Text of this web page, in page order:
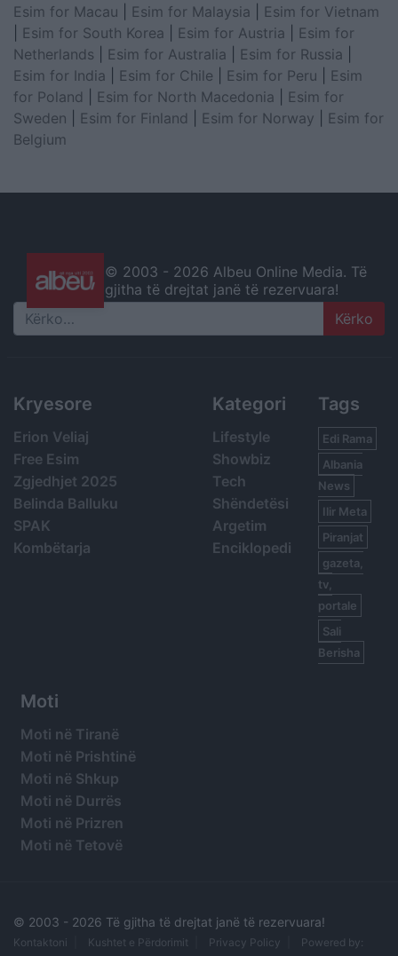
Esim for Macau
Esim for Malaysia
Esim for Vietnam
Esim for South Korea Esim for Austria
Esim for
Netherlands
Esim for Australia Esim for Russia
Esim for India
Esim for Chile Esim for Peru
Esim
for Poland
Esim for North Macedonia
Esim for
Sweden
Esim for Finland Esim for Norway
Esim for
Belgium
© 2003 - 2026 Albeu Online Media. Të
gjitha të drejtat janë të rezervuara!
Search
Kryesore
Erion Veliaj
Free Esim
Zgjedhjet 2025
Belinda Balluku
SPAK
Kombëtarja
Kategori
Lifestyle
Showbiz
Tech
Shëndetësi
Argetim
Enciklopedi
Tags
Edi Rama
Albania
News
Ilir Meta
Piranjat
gazeta,
tv,
portale
Sali
Berisha
Moti
Moti në Tiranë
Moti në Prishtinë
Moti në Shkup
Moti në Durrës
Moti në Prizren
Moti në Tetovë
© 2003 - 2026 Të gjitha të drejtat janë të rezervuara!
Kontaktoni Kushtet e Përdorimit Privacy Policy Powered by: